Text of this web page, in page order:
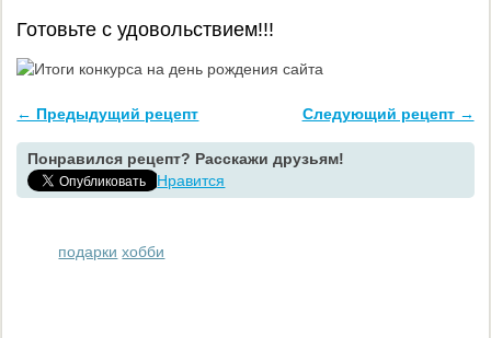
Готовьте с удовольствием!!!
← Предыдущий рецепт Следующий рецепт →
Понравился рецепт? Расскажи друзьям!
Нравится
подарки хобби